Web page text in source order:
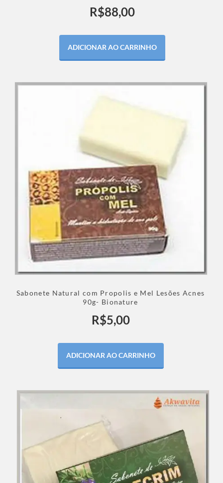
R$88,00
ADICIONAR AO CARRINHO
Sabonete Natural com Propolis e Mel Lesões Acnes
90g- Bionature
R$5,00
ADICIONAR AO CARRINHO